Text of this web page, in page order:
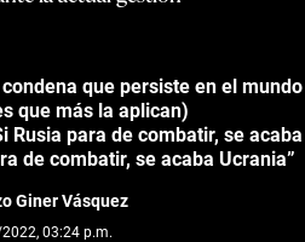
que persiste en el mundo
que más la aplican)
Rusia para de combatir, se acaba
de combatir, se acaba Ucrania”
Giner Vásquez
03:24 p.m.